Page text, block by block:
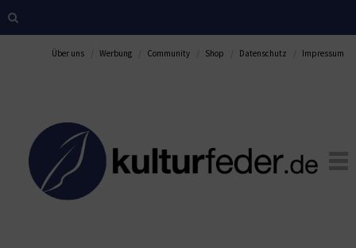
Über uns Werbung Community Shop Datenschutz Impressum